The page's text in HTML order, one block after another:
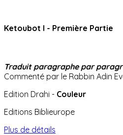
Ketoubot I - Première Partie
Traduit paragraphe par
Commenté par le Rabbin Adin
Edition Drahi - Couleur
Editions Biblieurope
Plus de détails